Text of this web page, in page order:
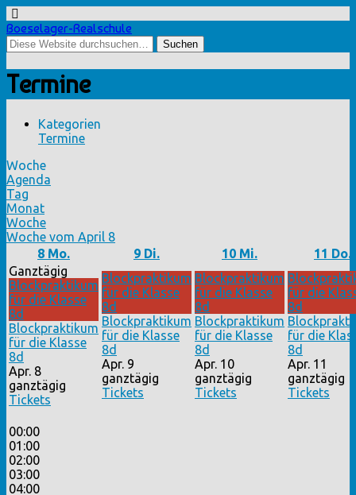
Boeselager-Realschule
Termine
Kategorien
Termine
Woche
Agenda
Tag
Monat
Woche
Woche vom April 8
8 Mo. 9 Di. 10 Mi. 11 Do.
Ganztägig
Blockpraktikum
für die Klasse
8d
Blockpraktikum
für die Klasse
8d
Apr. 8
ganztägig
Tickets
Blockpraktikum
für die Klasse
8d
Blockpraktikum
für die Klasse
8d
Apr. 9
ganztägig
Tickets
Blockpraktikum
für die Klasse
8d
Blockpraktikum
für die Klasse
8d
Apr. 10
ganztägig
Tickets
für die
8d
für die
8d
Apr. 11
ganztägig
Tickets
00:00
01:00
02:00
03:00
04:00